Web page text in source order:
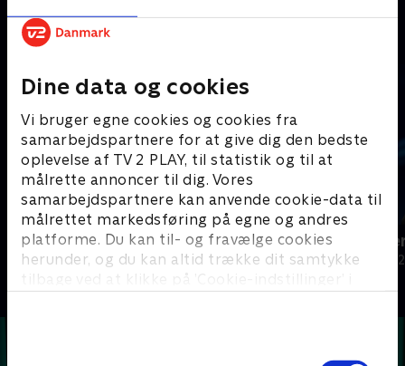
Dine data og cookies
Vi bruger egne cookies og cookies fra
samarbejdspartnere for at give dig den bedste
oplevelse af TV 2 PLAY, til statistik og til at
målrette annoncer til dig. Vores
samarbejdspartnere kan anvende cookie-data til
målrettet markedsføring på egne og andres
platforme. Du kan til- og fravælge cookies
herunder, og du kan altid trække dit samtykke
tilbage ved at klikke på ’Cookie-indstillinger’ i
der vil gøre alt for, at netop
Andre så også
24 stjerners julikalender
TV-Shows • 1 sæsoner
Hvem vil
Quiz-shows •